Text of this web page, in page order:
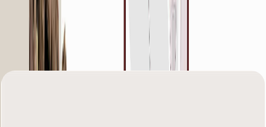
The Old Town Reehan 8, Fourth Floor, 4 BR,
Unit 9, 2159 SQFT
باز کردن چیدمان